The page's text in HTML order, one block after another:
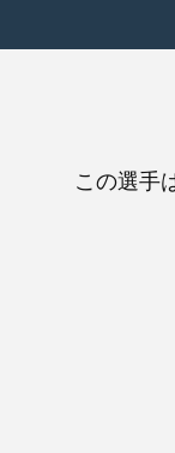
この選手